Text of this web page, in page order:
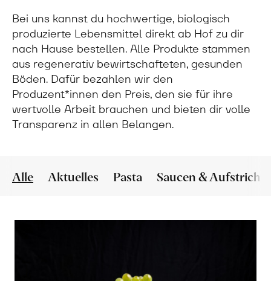
Bei uns kannst du hochwertige, biologisch
produzierte Lebensmittel direkt ab Hof zu dir
nach Hause bestellen. Alle Produkte stammen
aus regenerativ bewirtschafteten, gesunden
Böden. Dafür bezahlen wir den
Produzent*innen den Preis, den sie für ihre
wertvolle Arbeit brauchen und bieten dir volle
Transparenz in allen Belangen.
Alle Aktuelles Pasta Saucen & Aufstriche